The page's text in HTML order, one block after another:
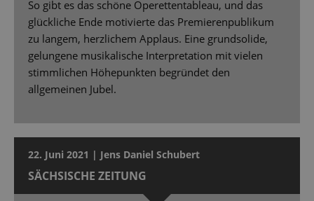
So gibt es das schöne Operettentableau, und das
glückliche Ende motivierte das Premierenpublikum
zu langem, herzlichem Applaus. Eine grundsolide,
gelungene musikalische Interpretation mit vielen
stimmlichen Höhepunkten begründet den
allgemeinen Jubel.
22. Juni 2021 | Jens Daniel Schubert
SÄCHSISCHE ZEITUNG